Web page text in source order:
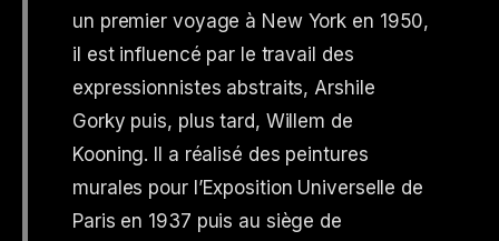
un premier voyage à New York en 1950,
il est influencé par le travail des
expressionnistes abstraits, Arshile
Gorky puis, plus tard, Willem de
Kooning. Il a réalisé des peintures
murales pour l’Exposition Universelle de
Paris en 1937 puis au siège de